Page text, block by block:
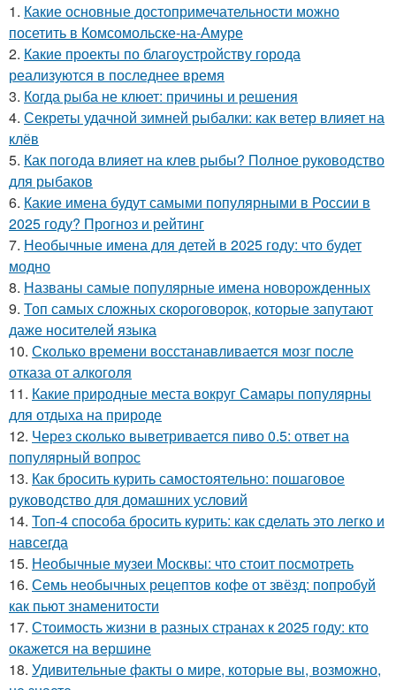
1. Какие основные достопримечательности можно
посетить в Комсомольске-на-Амуре
2. Какие проекты по благоустройству города
реализуются в последнее время
3. Когда рыба не клюет: причины и решения
4. Секреты удачной зимней рыбалки: как ветер влияет на
клёв
5. Как погода влияет на клев рыбы? Полное руководство
для рыбаков
6. Какие имена будут самыми популярными в России в
2025 году? Прогноз и рейтинг
7. Необычные имена для детей в 2025 году: что будет
модно
8. Названы самые популярные имена новорожденных
9. Топ самых сложных скороговорок, которые запутают
даже носителей языка
10. Сколько времени восстанавливается мозг после
отказа от алкоголя
11. Какие природные места вокруг Самары популярны
для отдыха на природе
12. Через сколько выветривается пиво 0.5: ответ на
популярный вопрос
13. Как бросить курить самостоятельно: пошаговое
руководство для домашних условий
14. Топ-4 способа бросить курить: как сделать это легко и
навсегда
15. Необычные музеи Москвы: что стоит посмотреть
16. Семь необычных рецептов кофе от звёзд: попробуй
как пьют знаменитости
17. Стоимость жизни в разных странах к 2025 году: кто
окажется на вершине
18. Удивительные факты о мире, которые вы, возможно,